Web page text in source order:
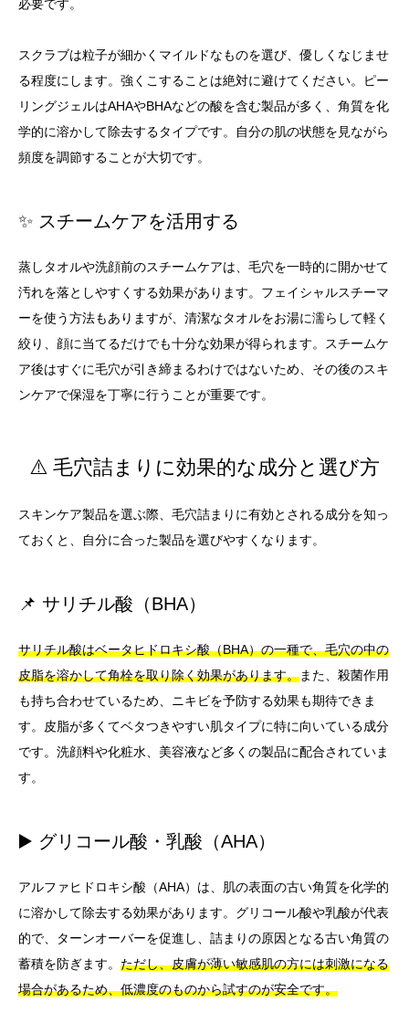
必要です。
スクラブは粒子が細かくマイルドなものを選び、優しくなじませ
る程度にします。強くこすることは絶対に避けてください。ピー
リングジェルはAHAやBHAなどの酸を含む製品が多く、角質を化
学的に溶かして除去するタイプです。自分の肌の状態を見ながら
頻度を調節することが大切です。
✨ スチームケアを活用する
蒸しタオルや洗顔前のスチームケアは、毛穴を一時的に開かせて
汚れを落としやすくする効果があります。フェイシャルスチーマ
ーを使う方法もありますが、清潔なタオルをお湯に濡らして軽く
絞り、顔に当てるだけでも十分な効果が得られます。スチームケ
ア後はすぐに毛穴が引き締まるわけではないため、その後のスキ
ンケアで保湿を丁寧に行うことが重要です。
⚠️ 毛穴詰まりに効果的な成分と選び方
スキンケア製品を選ぶ際、毛穴詰まりに有効とされる成分を知っ
ておくと、自分に合った製品を選びやすくなります。
📌 サリチル酸（BHA）
サリチル酸はベータヒドロキシ酸（BHA）の一種で、毛穴の中の
皮脂を溶かして角栓を取り除く効果があります。また、殺菌作用
も持ち合わせているため、ニキビを予防する効果も期待できま
す。皮脂が多くてベタつきやすい肌タイプに特に向いている成分
です。洗顔料や化粧水、美容液など多くの製品に配合されていま
す。
▶️ グリコール酸・乳酸（AHA）
アルファヒドロキシ酸（AHA）は、肌の表面の古い角質を化学的
に溶かして除去する効果があります。グリコール酸や乳酸が代表
的で、ターンオーバーを促進し、詰まりの原因となる古い角質の
蓄積を防ぎます。 ただし、皮膚が薄い敏感肌の方には刺激になる
場合があるため、低濃度のものから試すのが安全です。